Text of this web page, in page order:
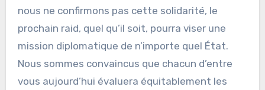
nous ne confirmons pas cette solidarité, le
prochain raid, quel qu’il soit, pourra viser une
mission diplomatique de n’importe quel État.
Nous sommes convaincus que chacun d’entre
vous aujourd’hui évaluera équitablement les